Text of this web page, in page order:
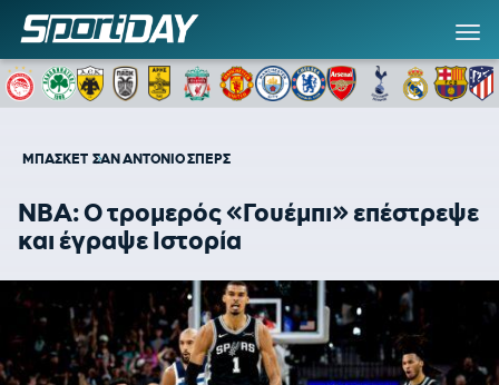
ΜΠΑΣΚΕΤ ΣΑΝ ΑΝΤΟΝΙΟ ΣΠΕΡΣ
NBA: O τρομερός «Γουέμπι» επέστρεψε
και έγραψε Ιστορία